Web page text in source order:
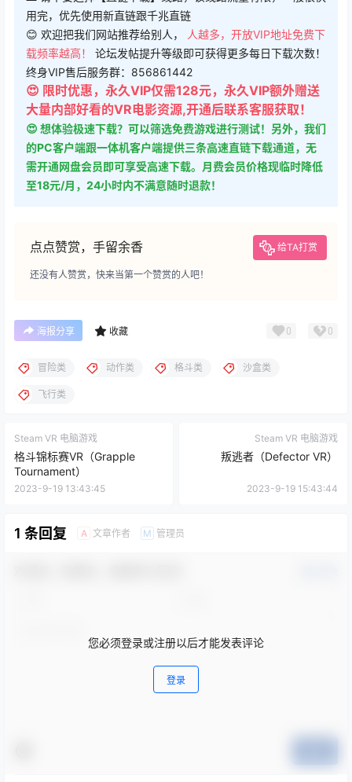
用完，优先使用新直链跟千兆直链
😊 欢迎把我们网站推荐给别人，
人越多，开放VIP地址免费下
载频率越高！ 论坛发帖提升等级即可获得更多每日下载次数！
终身VIP售后服务群：856861442
😍 限时优惠，永久VIP仅需128元，永久VIP额外赠送
大量内部好看的VR电影资源,开通后联系客服获取！
😍 想体验极速下载？可以筛选免费游戏进行测试！另外，我们
的PC客户端跟一体机客户端提供三条高速直链下载通道，无
需开通网盘会员即可享受高速下载。月费会员价格现临时降低
至18元/月，24小时内不满意随时退款！
点点赞赏，手留余香 给TA打赏
还没有人赞赏，快来当第一个赞赏的人吧！
海报分享 收藏 0 0
冒险类 动作类 格斗类 沙盒类
飞行类
Steam VR 电脑游戏
格斗锦标赛VR（Grapple
Tournament）
2023-9-19 13:43:45
Steam VR 电脑游戏
叛逃者（Defector VR）
2023-9-19 15:43:44
1 条回复 A 文章作者 M 管理员
您必须登录或注册以后才能发表评论
登录